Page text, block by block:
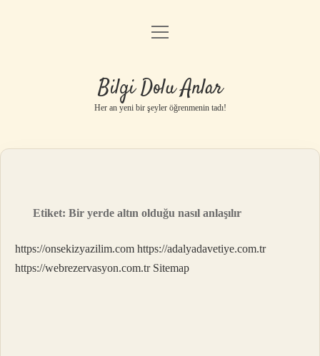
Anasayfa
Yasal Uyarı
menüyü
Bilgi Dolu Anlar
Her an yeni bir şeyler öğrenmenin tadı!
Etiket:Bir yerde altın olduğu nasıl anlaşılır
https://onsekizyazilim.com https://adalyadavetiye.com.tr
https://webrezervasyon.com.tr Sitemap